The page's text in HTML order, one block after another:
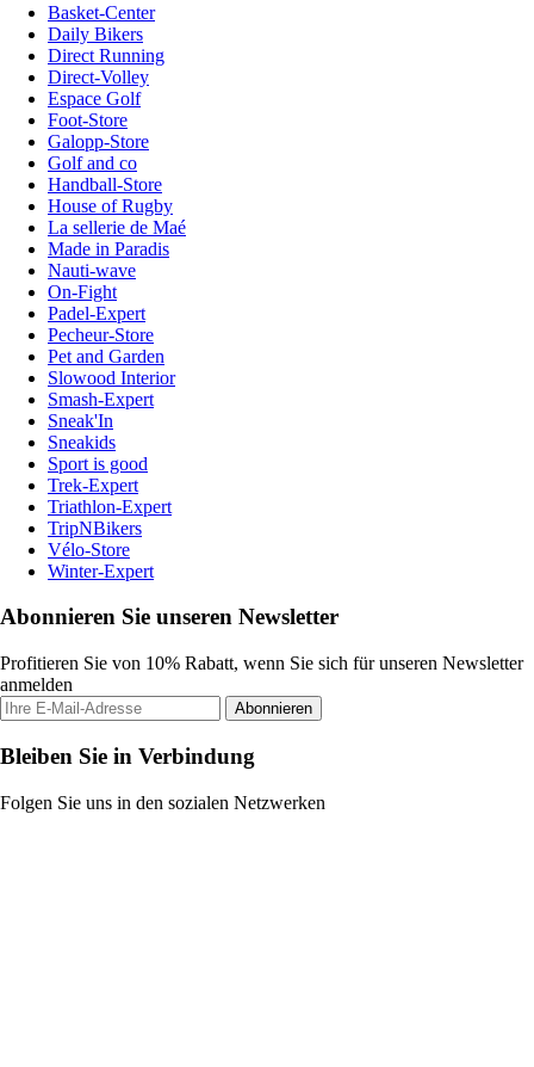
Basket-Center
Daily Bikers
Direct Running
Direct-Volley
Espace Golf
Foot-Store
Galopp-Store
Golf and co
Handball-Store
House of Rugby
La sellerie de Maé
Made in Paradis
Nauti-wave
On-Fight
Padel-Expert
Pecheur-Store
Pet and Garden
Slowood Interior
Smash-Expert
Sneak'In
Sneakids
Sport is good
Trek-Expert
Triathlon-Expert
TripNBikers
Vélo-Store
Winter-Expert
Abonnieren Sie unseren Newsletter
Profitieren Sie von 10% Rabatt, wenn Sie sich für unseren Newsletter
anmelden
Abonnieren
Bleiben Sie in Verbindung
Folgen Sie uns in den sozialen Netzwerken